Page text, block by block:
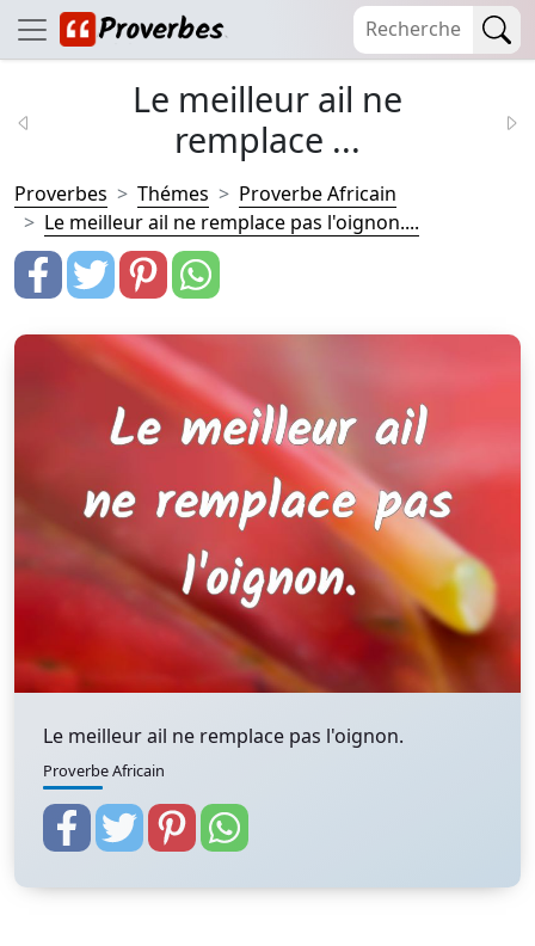
Le meilleur ail ne
remplace ...
Proverbes Thémes
Proverbe Africain
Le meilleur ail ne remplace pas l'oignon....
Le meilleur ail ne remplace pas l'oignon.
Proverbe Africain